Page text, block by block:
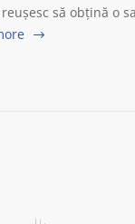
să obțină o